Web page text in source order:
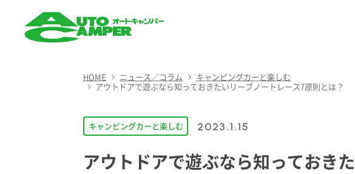
キャンパー）
HOME ニュース／コラム
キャンピングカーと楽しむ
アウトドアで遊ぶなら知っておきたいリーブノートレース7原則とは？
キャンピングカーと楽しむ 2023.1.15
アウトドアで遊ぶなら知っておき